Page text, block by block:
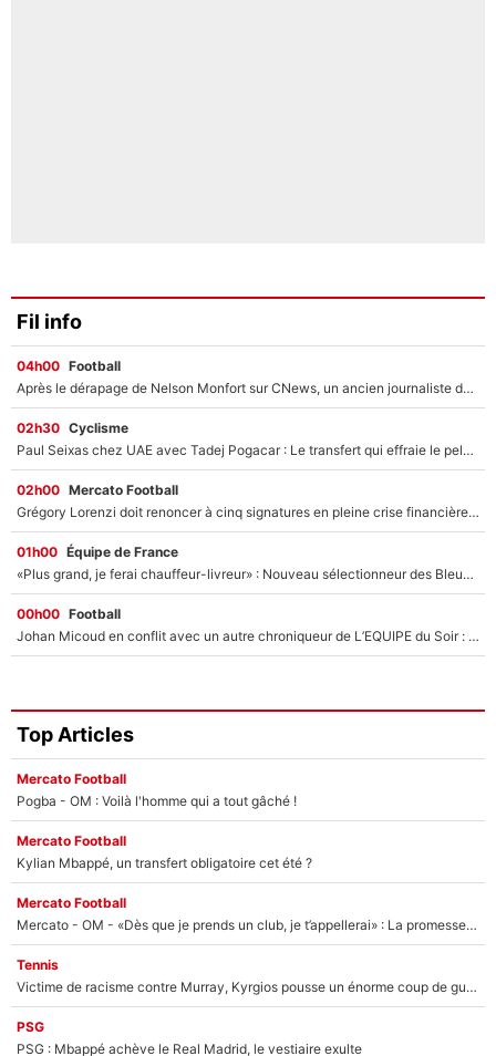
Fil info
04h00 Football
Après le dérapage de Nelson Monfort sur CNews, un ancien journaliste de France Télévisions relance la polémique sur les incendies en Gironde
02h30 Cyclisme
Paul Seixas chez UAE avec Tadej Pogacar : Le transfert qui effraie le peloton, «c’est la pire des choses qui puisse arriver»
02h00 Mercato Football
Grégory Lorenzi doit renoncer à cinq signatures en pleine crise financière : L’IA propose sept noms à l’OM pour un mercato réussi... à seulement 5M€ !
01h00 Équipe de France
«Plus grand, je ferai chauffeur-livreur» : Nouveau sélectionneur des Bleus, Zinédine Zidane s’était imaginé un avenir très différent lorsqu'il était enfant
00h00 Football
Johan Micoud en conflit avec un autre chroniqueur de L’EQUIPE du Soir : «Pendant un moment, je ne les ai pas remis ensemble dans l'émission»
Top Articles
Mercato Football
Pogba - OM : Voilà l'homme qui a tout gâché !
Mercato Football
Kylian Mbappé, un transfert obligatoire cet été ?
Mercato Football
Mercato - OM - «Dès que je prends un club, je t’appellerai» : La promesse de Marcelino au moment de claquer la porte
Tennis
Victime de racisme contre Murray, Kyrgios pousse un énorme coup de gueule !
PSG
PSG : Mbappé achève le Real Madrid, le vestiaire exulte